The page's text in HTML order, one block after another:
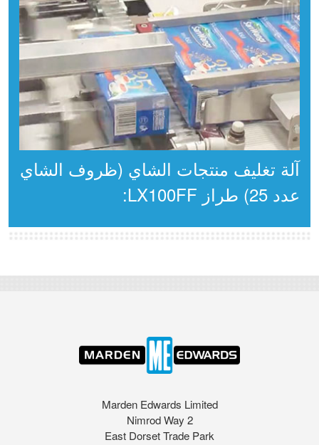
آلة تغليف منتجات الشاي (ظروف الشاي
عدد 25) طراز LX100FF:
Marden Edwards Limited
2 Nimrod Way
East Dorset Trade Park